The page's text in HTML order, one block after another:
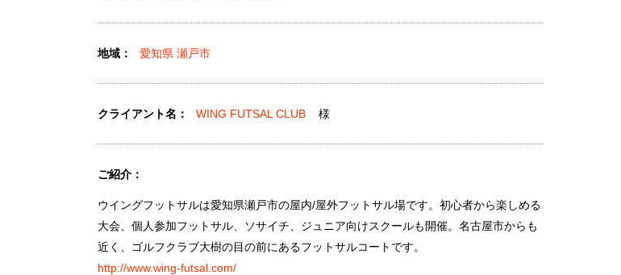
地域： 愛知県 瀬戸市
クライアント名： WING FUTSAL CLUB 様
ご紹介：
ウイングフットサルは愛知県瀬戸市の屋内/屋外フットサル場です。初心者から楽しめる
大会、個人参加フットサル、ソサイチ、ジュニア向けスクールも開催。名古屋市からも
近く、ゴルフクラブ大樹の目の前にあるフットサルコートです。
http://www.wing-futsal.com/